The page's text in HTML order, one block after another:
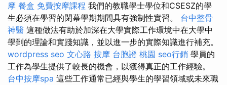
摩 餐盒 免費按摩課程 我們的教職學士學位和CSESZ的學
生必須在學習的閉幕學期期間具有強制性實習。 台中整骨
神醫 這種做法有助於加深在大學實際工作環境中在大學中
學到的理論和實踐知識，並以進一步的實際知識進行補充。
wordpress seo 文心路 按摩 台胞證 桃園 seo行銷 學員的
工作為學生提供了較長的機會，以獲得真正的工作經驗。
台中按摩spa 這些工作通常已經與學生的學習領域或未來職